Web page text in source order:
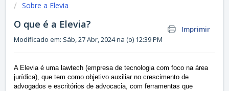
Sobre a Elevia
O que é a Elevia?
Imprimir
Modificado em: Sáb, 27 Abr, 2024 na (o) 12:39 PM
A Elevia é uma lawtech (empresa de tecnologia com foco na área
jurídica), que tem como objetivo auxiliar no crescimento de
advogados e escritórios de advocacia, com ferramentas que